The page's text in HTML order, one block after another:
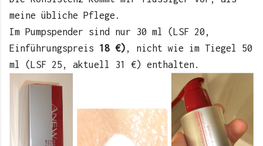
meine übliche Pflege.
Im Pumpspender sind nur 30 ml (LSF 20,
Einführungspreis 18 €) , nicht wie im Tiegel 50
ml (LSF 25, aktuell 31 €) enthalten.